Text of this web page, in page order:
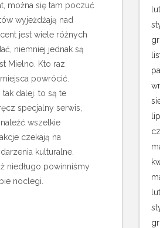
można się tam poczuć
wyjeżdżają nad
jest wiele różnych
niemniej jednak są
Mielno. Kto raz
powrócić.
tak dalej. to są te
specjalny serwis,
wszelkie
czekają na
kulturalne.
niedługo powinniśmy
noclegi.